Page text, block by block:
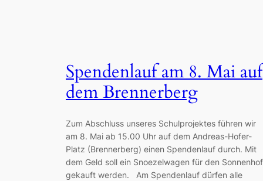
Spendenlauf am 8. Mai auf
dem Brennerberg
Zum Abschluss unseres Schulprojektes führen wir
am 8. Mai ab 15.00 Uhr auf dem Andreas-Hofer-
Platz (Brennerberg) einen Spendenlauf durch. Mit
dem Geld soll ein Snoezelwagen für den Sonnenhof
gekauft werden. Am Spendenlauf dürfen alle